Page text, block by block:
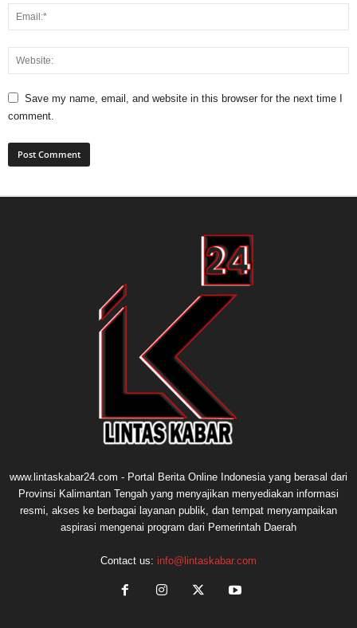
Save my name, email, and website in this browser for the next time I
comment.
www.lintaskabar24.com - Portal Berita Online Indonesia yang berasal dari
Provinsi Kalimantan Tengah yang menyajikan menyediakan informasi
resmi, akses ke berbagai layanan publik, dan tempat menyampaikan
aspirasi mengenai program dari Pemerintah Daerah
Contact us: info@lintaskabar.com